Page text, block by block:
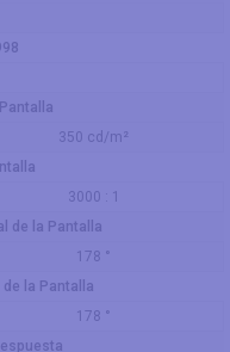
350 cd/m²
3000 : 1
de la Pantalla
178 °
la Pantalla
178 °